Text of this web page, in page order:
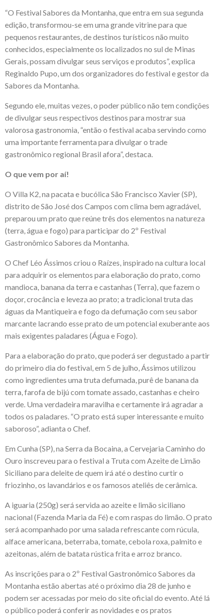
“O Festival Sabores da Montanha, que entra em sua segunda
edição, transformou-se em uma grande vitrine para que
pequenos restaurantes, de destinos turísticos não muito
conhecidos, especialmente os localizados no sul de Minas
Gerais, possam divulgar seus serviços e produtos”, explica
Reginaldo Pupo, um dos organizadores do festival e gestor da
Sabores da Montanha.
Segundo ele, muitas vezes, o poder público não tem condições
de divulgar seus respectivos destinos para mostrar sua
valorosa gastronomia, “então o festival acaba servindo como
uma importante ferramenta para divulgar o trade
gastronômico regional Brasil afora”, destaca.
O que vem por aí!
O Villa K2, na pacata e bucólica São Francisco Xavier (SP),
distrito de São José dos Campos com clima bem agradável,
preparou um prato que reúne três dos elementos na natureza
(terra, água e fogo) para participar do 2º Festival
Gastronômico Sabores da Montanha.
O Chef Léo Ássimos criou o Raízes, inspirado na cultura local
para adquirir os elementos para elaboração do prato, como
mandioca, banana da terra e castanhas (Terra), que fazem o
doçor, crocância e leveza ao prato; a tradicional truta das
águas da Mantiqueira e fogo da defumação com seu sabor
marcante lacrando esse prato de um potencial exuberante aos
mais exigentes paladares (Água e Fogo).
Para a elaboração do prato, que poderá ser degustado a partir
do primeiro dia do festival, em 5 de julho, Ássimos utilizou
como ingredientes uma truta defumada, purê de banana da
terra, farofa de bijú com tomate assado, castanhas e cheiro
verde. Uma verdadeira maravilha e certamente irá agradar a
todos os paladares. “O prato está super interessante e muito
saboroso”, adianta o Chef.
Em Cunha (SP), na Serra da Bocaina, a Cervejaria Caminho do
Ouro inscreveu para o festival a Truta com Azeite de Limão
Siciliano para deleite de quem irá até o destino curtir o
friozinho, os lavandários e os famosos ateliês de cerâmica.
A iguaria (250g) será servida ao azeite e limão siciliano
nacional (Fazenda Maria da Fé) e com raspas do limão. O prato
será acompanhado por uma salada refrescante com rúcula,
alface americana, beterraba, tomate, cebola roxa, palmito e
azeitonas, além de batata rústica frita e arroz branco.
As inscrições para o 2º Festival Gastronômico Sabores da
Montanha estão abertas até o próximo dia 28 de junho e
podem ser acessadas por meio do site oficial do evento. Até lá
o público poderá conferir as novidades e os pratos